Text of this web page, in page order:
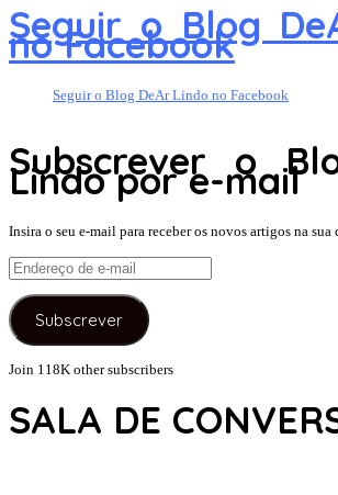
Seguir o Blog
no Facebook
Seguir o Blog DeAr Lindo no Facebook
Subscrever o
Lindo por e-mail
Insira o seu e-mail para receber os novos artigos na sua
Endereço
de
e-
mail
Subscrever
Join 118K other subscribers
SALA DE